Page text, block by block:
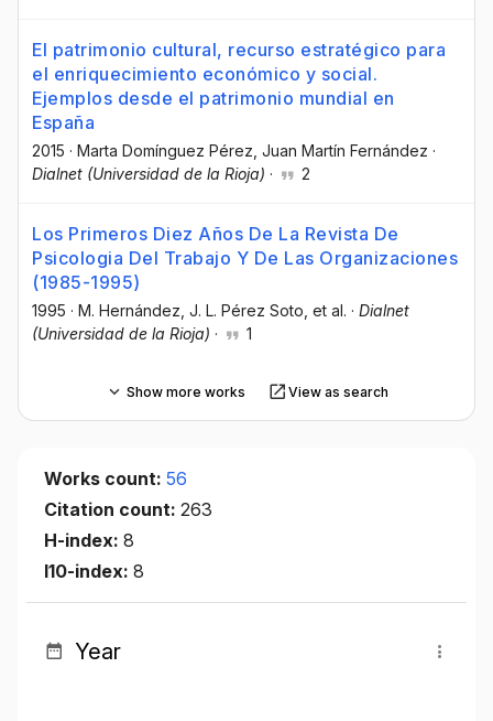
El patrimonio cultural, recurso estratégico para
el enriquecimiento económico y social.
Ejemplos desde el patrimonio mundial en
España
2015 · Marta Domínguez Pérez , Juan Martín Fernández ·
Dialnet (Universidad de la Rioja) · 2
Los Primeros Diez Años De La Revista De
Psicologia Del Trabajo Y De Las Organizaciones
(1985-1995)
1995 · M. Hernández , J. L. Pérez Soto , et al. · Dialnet
(Universidad de la Rioja) · 1
Show more works View as search
Works count: 56
Citation count: 263
H-index: 8
I10-index: 8
Year